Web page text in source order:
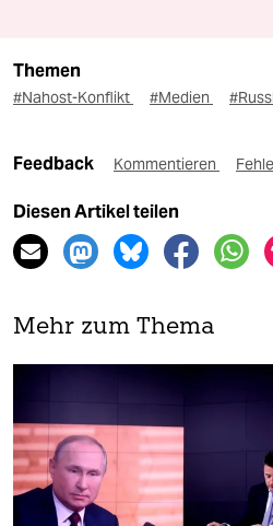
Themen
#Nahost-Konflikt #Medien
Feedback Kommentieren
Diesen Artikel teilen
Mehr zum Thema